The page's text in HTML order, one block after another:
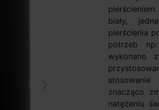
biały,
pierścienia
potrzeb
wykonano
znacząco
natężeniu